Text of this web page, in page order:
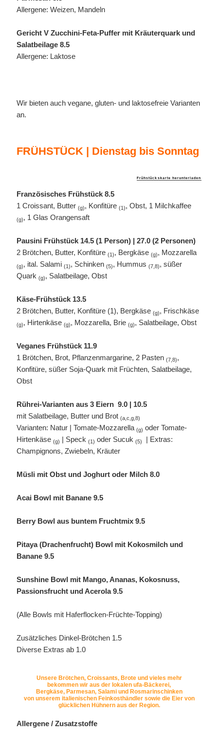
Allergene: Weizen, Mandeln
Gericht V Zucchini-Feta-Puffer mit Kräuterquark und
Salatbeilage 8.5
Allergene: Laktose
Wir bieten auch vegane, gluten- und laktosefreie Varianten
an.
FRÜHSTÜCK | Dienstag bis Sonntag
Frühstückskarte herunterladen
Französisches Frühstück 8.5
1 Croissant, Butter(g), Konfitüre(1), Obst, 1 Milchkaffee
(g), 1 Glas Orangensaft
Pausini Frühstück 14.5 (1 Person) | 27.0 (2 Personen)
2 Brötchen, Butter, Konfitüre(1), Bergkäse(g), Mozzarella
(g), ital. Salami(1), Schinken(5), Hummus(7,8), süßer
Quark(g), Salatbeilage, Obst
Käse-Frühstück 13.5
2 Brötchen, Butter, Konfitüre (1), Bergkäse(g), Frischkäse
(g), Hirtenkäse(g), Mozzarella, Brie(g), Salatbeilage, Obst
Veganes Frühstück 11.9
1 Brötchen, Brot, Pflanzenmargarine, 2 Pasten(7,8),
Konfitüre, süßer Soja-Quark mit Früchten, Salatbeilage,
Obst
Rührei-Varianten aus 3 Eiern 9.0 | 10.5
mit Salatbeilage, Butter und Brot(a,c,g,8)
Varianten: Natur | Tomate-Mozzarella(g) oder Tomate-
Hirtenkäse(g) | Speck(1) oder Sucuk(5)
| Extras:
Champignons, Zwiebeln, Kräuter
Müsli mit Obst und Joghurt oder Milch 8.0
Acai Bowl mit Banane 9.5
Berry Bowl aus buntem Fruchtmix 9.5
Pitaya (Drachenfrucht) Bowl mit Kokosmilch und
Banane 9.5
Sunshine Bowl mit Mango, Ananas, Kokosnuss,
Passionsfrucht und Acerola 9.5
(Alle Bowls mit Haferflocken-Früchte-Topping)
Zusätzliches Dinkel-Brötchen 1.5
Diverse Extras ab 1.0
Unsere Brötchen, Croissants, Brote und vieles mehr
bekommen wir aus der lokalen ufa-Bäckerei,
Bergkäse, Parmesan, Salami und Rosmarinschinken
von unserem italienischen Feinkosthändler sowie die Eier von
glücklichen Hühnern aus der Region.
Allergene / Zusatzstoffe